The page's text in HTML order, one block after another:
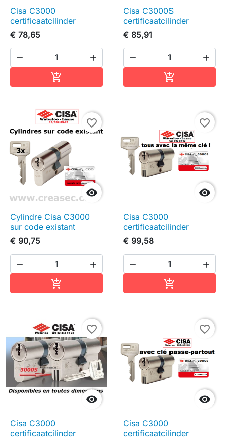
Cisa C3000
certificaatcilinder
€ 78,65
 

Cisa C3000S
certificaatcilinder
€ 85,91
 


favorite_border
Cylindre Cisa C3000
sur code existant
€ 90,75
 


favorite_border
Cisa C3000
certificaatcilinder
€ 99,58
 


favorite_border
Cisa C3000
certificaatcilinder

favorite_border
Cisa C3000
certificaatcilinder